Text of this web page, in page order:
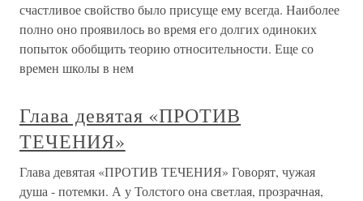
счастливое свойство было присуще ему всегда. Наиболее
полно оно проявилось во время его долгих одиноких
попыток обобщить теорию относительности. Еще со
времен школы в нем
Глава девятая «ПРОТИВ
ТЕЧЕНИЯ»
Глава девятая «ПРОТИВ ТЕЧЕНИЯ» Говорят, чужая
душа - потемки. А у Толстого она светлая, прозрачная,